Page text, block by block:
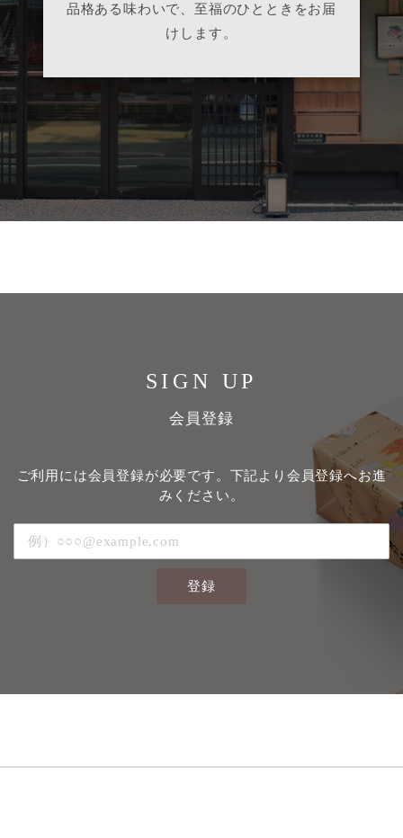
品格ある味わいで、至福のひとときをお届
けします。
SIGN UP
会員登録
ご利用には会員登録が必要です。下記より会員登録へお進
みください。
登録